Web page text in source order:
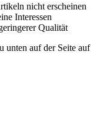
nicht erscheinen
Interessen
Qualität
unten auf der Seite auf